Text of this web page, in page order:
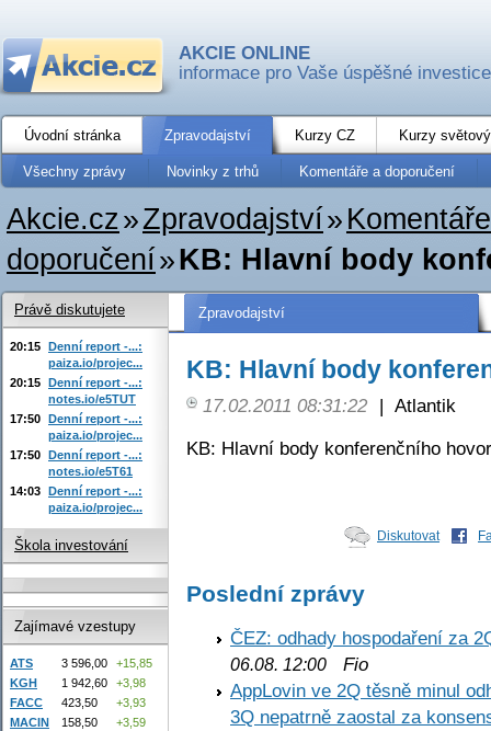
AKCIE ONLINE
informace pro Vaše úspěšné investice
Úvodní stránka Zpravodajství Kurzy CZ Kurzy
Všechny zprávy Novinky z trhů Komentáře a doporučení
Akcie.cz»Zpravodajství»
doporučení»KB: Hlavní body
Zpravodajství
KB: Hlavní body
17.02.2011 08:31:22 | Atlantik
KB: Hlavní body konferenčního
Diskutovat
Poslední zprávy
ČEZ: odhady hospodaření za
06.08. 12:00 Fio
AppLovin ve 2Q těsně minul
3Q nepatrně zaostal za
Právě diskutujete
20:15 Denní report -...:
paiza.io/projec...
20:15 Denní report -...:
notes.io/e5TUT
17:50 Denní report -...:
paiza.io/projec...
17:50 Denní report -...:
notes.io/e5T61
14:03 Denní report -...:
paiza.io/projec...
Škola investování
Zajímavé vzestupy
ATS 3 596,00
+15,85
KGH
1 942,60
+3,98
FACC
423,50
+3,93
MACIN
158,50
+3,59